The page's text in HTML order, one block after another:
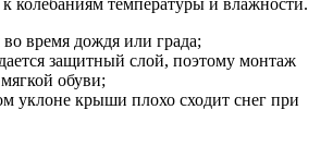
к колебаниям температуры и влажности.
время дождя или града;
защитный слой, поэтому монтаж
обуви;
уклоне крыши плохо сходит снег при